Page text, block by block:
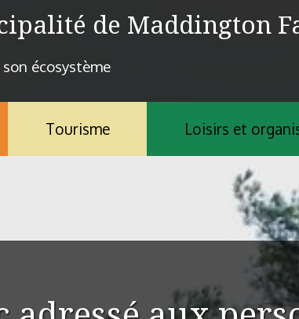
de Maddington
écosystème
Tourisme Loisirs et